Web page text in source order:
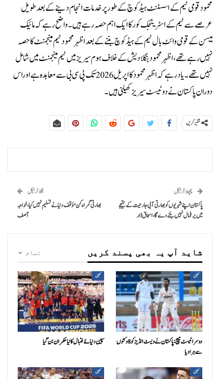
محمود قومی ٹیم کے اسسٹنٹ ہیڈ کوچ کے طور پر خدمات انجام دینے کے بعد طویل
عرصے سے ٹیم کے اسٹریٹجک کور کا ایک اہم حصہ رہے ہیں۔واضح رہے کہ مائیک
ہیسن کے قومی وائٹ بال ٹیم کے ہیڈ کوچ بننے کے بعد اظہر محمود ٹیم مینجمنٹ کا حصہ
نہیں رہے تھے، اظہر محمود بنگلا دیش کے خلاف ہوم سیریز میں ٹیم مینجمنٹ میں شامل
نہیں تھے۔یاد رہے کہ اظہر محمود کا اپریل 2026 تک پی سی بی سے معاہدہ ہے اوراس
دوران پاکستان نے دو ٹیسٹ سیریز کھیلنی ہیں۔
شئیر کریں
پچھلا آرٹیکل
پاکستان اپنے شہریوں کو بھارتی آبی جارحیت کے نتیجے
میں یرغمال نہیں بننے دے گا، اسحاق ڈار
اگلا آرٹیکل
بھارتی گمراہ کن مؤقف دنیا نے تسلیم نہیں کیا، خواجہ
آصف
تمام شاید آپ یہ بھی پسند کریں
کھیل
دوسرا ٹیسٹ میچ: پاکستان نے ویسٹ انڈیز کو 8 وکٹوں
سے ہرا دیا
کھیل
سپین دنیائے فٹبال کا نیا حکمران بن گیا
کھیل کھیل